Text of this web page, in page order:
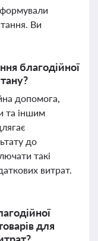
Ви
благодійної
допомога,
та іншим
до
такі
витрат.
для